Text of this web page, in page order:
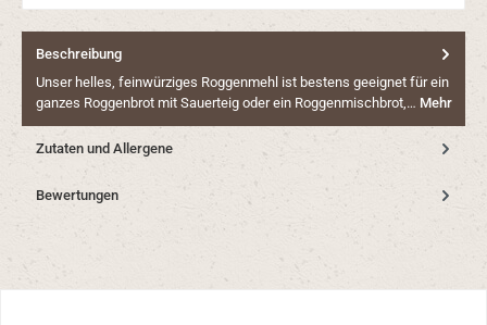
Beschreibung
Unser helles, feinwürziges Roggenmehl ist bestens geeignet für ein
ganzes Roggenbrot mit Sauerteig oder ein Roggenmischbrot,… Mehr
Zutaten und Allergene
Bewertungen